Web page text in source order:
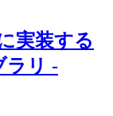
実装する
ラリ -